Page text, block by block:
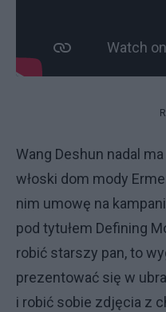
Wang Deshun nadal
włoski dom mody
nim umowę na
pod tytułem Defining
robić starszy pan, to
prezentować się w
i robić sobie zdjęcia z